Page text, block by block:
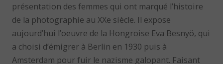
présentation des femmes qui ont marqué l’histoire
de la photographie au XXe siècle. Il expose
aujourd’hui l’oeuvre de la Hongroise Eva Besnyö, qui
a choisi d’émigrer à Berlin en 1930 puis à
Amsterdam pour fuir le nazisme galopant. Faisant